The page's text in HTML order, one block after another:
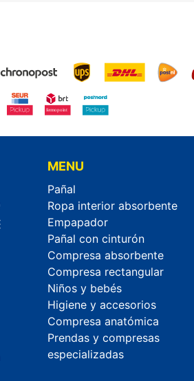
MENU
Pañal
Ropa interior absorbente
Empapador
Pañal con cinturón
Compresa absorbente
Compresa rectangular
Niños y bebés
Higiene y accesorios
Compresa anatómica
Prendas y compresas
especializadas